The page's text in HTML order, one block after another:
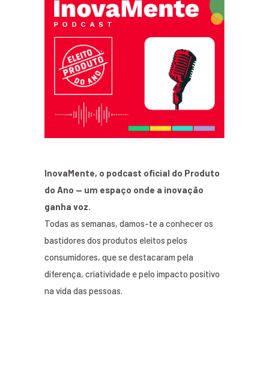
InovaMente, o podcast oficial do Produto
do Ano — um espaço onde a inovação
ganha voz.
Todas as semanas, damos-te a conhecer os
bastidores dos produtos eleitos pelos
consumidores, que se destacaram pela
diferença, criatividade e pelo impacto positivo
na vida das pessoas.